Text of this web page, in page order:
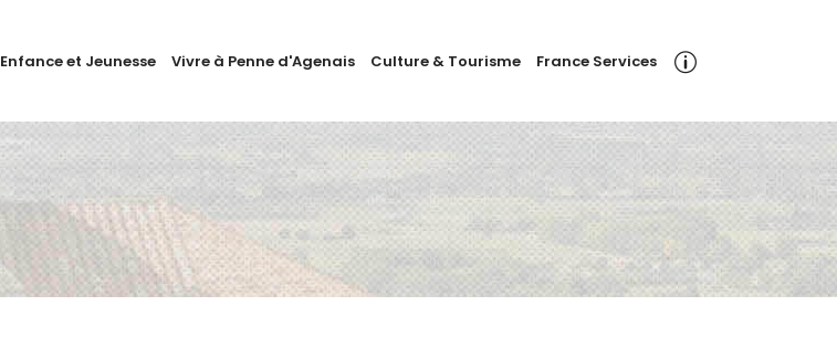
Enfance et Jeunesse Vivre à Penne d'Agenais Culture & Tourisme France Services